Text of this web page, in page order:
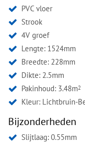
PVC vloer
Strook
4V groef
Lengte: 1524mm
Breedte: 228mm
Dikte: 2.5mm
Pakinhoud: 3.48m2
Kleur: Lichtbruin-
Bijzonderheden
Slijtlaag: 0.55mm